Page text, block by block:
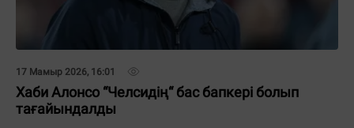
17 Мамыр 2026, 16:01
Хаби Алонсо “Челсидің“ бас бапкері болып
тағайындалды